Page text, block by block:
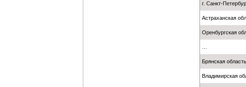
г. Санкт-
Астраханская
Оренбургская
Брянская область
Владимирская